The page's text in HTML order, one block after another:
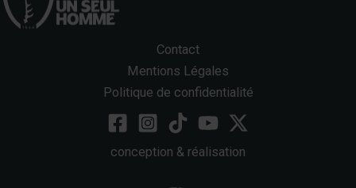
Contact
Mentions Légales
Politique de confidentialité
conception & réalisation